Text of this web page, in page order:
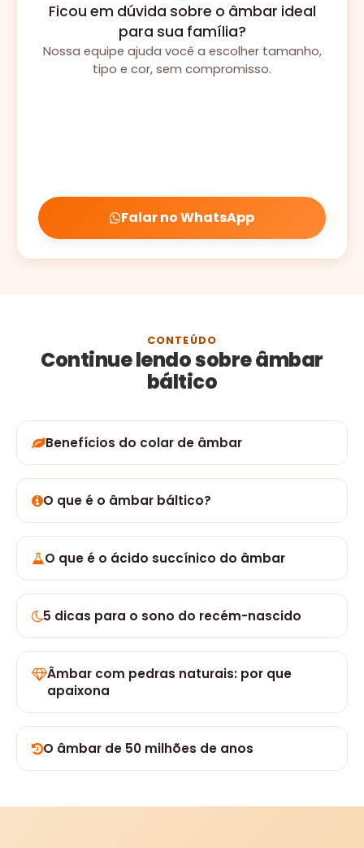
Ficou em dúvida sobre o âmbar ideal
para sua família?
Nossa equipe ajuda você a escolher tamanho,
tipo e cor, sem compromisso.
Falar no WhatsApp
CONTEÚDO
Continue lendo sobre âmbar
báltico
Benefícios do colar de âmbar
O que é o âmbar báltico?
O que é o ácido succínico do âmbar
5 dicas para o sono do recém-nascido
Âmbar com pedras naturais: por que
apaixona
O âmbar de 50 milhões de anos